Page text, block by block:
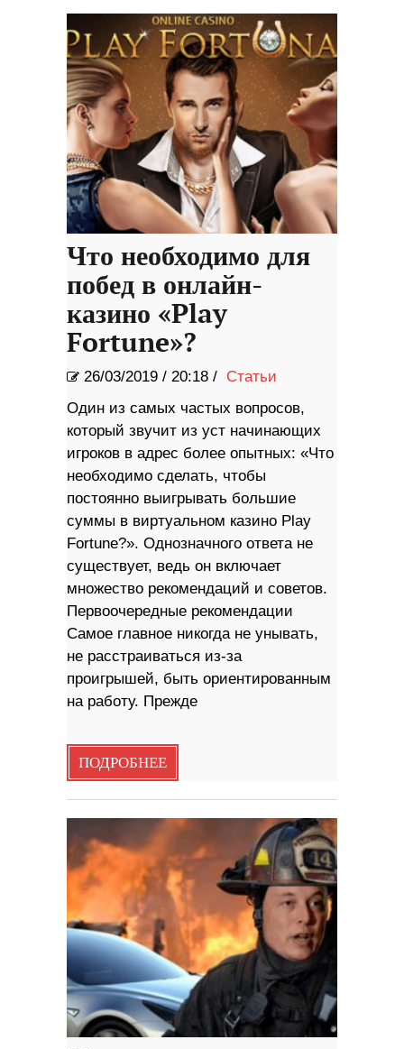
Что необходимо для
побед в онлайн-
казино «Play
Fortune»?
26/03/2019 / 20:18 / Статьи
Один из самых частых вопросов,
который звучит из уст начинающих
игроков в адрес более опытных: «Что
необходимо сделать, чтобы
постоянно выигрывать большие
суммы в виртуальном казино Play
Fortune?». Однозначного ответа не
существует, ведь он включает
множество рекомендаций и советов.
Первоочередные рекомендации
Самое главное никогда не унывать,
не расстраиваться из-за
проигрышей, быть ориентированным
на работу. Прежде
ПОДРОБНЕЕ